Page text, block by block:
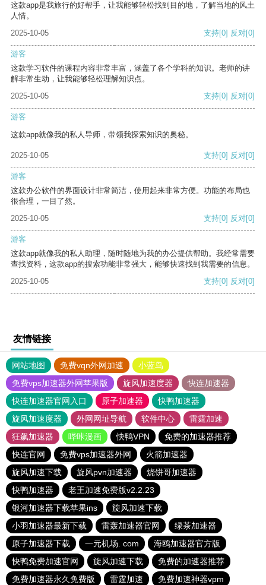
这款app是我旅行的好帮手，让我能够轻松找到目的地，了解当地的风土
人情。
2025-10-05
支持[0] 反对[0]
游客
这款学习软件的课程内容非常丰富，涵盖了各个学科的知识。老师的讲
解非常生动，让我能够轻松理解知识点。
2025-10-05
支持[0] 反对[0]
游客
这款app就像我的私人导师，带领我探索知识的奥秘。
2025-10-05 支持[0] 反对[0]
游客
这款办公软件的界面设计非常简洁，使用起来非常方便。功能的布局也
很合理，一目了然。
2025-10-05
支持[0] 反对[0]
游客
这款app就像我的私人助理，随时随地为我的办公提供帮助。我经常需要
查找资料，这款app的搜索功能非常强大，能够快速找到我需要的信息。
2025-10-05
支持[0] 反对[0]
友情链接
网站地图 免费vqn外网加速
小蓝鸟
免费vps加速器外网苹果版
旋风加速度器
快连加速器
快连加速器官网入口
原子加速器
快鸭加速器
旋风加速度器
外网网址导航 软件中心
雷霆加速
狂飙加速器
哔咔漫画 快鸭VPN
免费的加速器推荐
快连官网
免费vps加速器外网
火箭加速器
旋风加速下载
旋风pvn加速器
烧饼哥加速器
快鸭加速器
老王加速免费版v2.2.23
银河加速器下载苹果ins
旋风加速下载
小羽加速器最新下载
雷轰加速器官网
绿茶加速器
原子加速器下载
一元机场. com
海鸥加速器官方版
快鸭免费加速官网
旋风加速下载
免费的加速器推荐
免费加速器永久免费版
雷霆加速 免费加速神器vpm